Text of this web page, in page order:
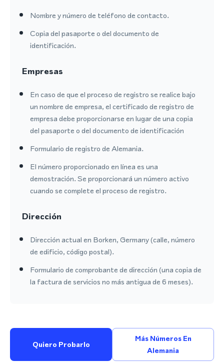
Nombre y número de teléfono de contacto.
Copia del pasaporte o del documento de
identificación.
Empresas
En caso de que el proceso de registro se realice bajo
un nombre de empresa, el certificado de registro de
empresa debe proporcionarse en lugar de una copia
del pasaporte o del documento de identificación
Formulario de registro de Alemania.
El número proporcionado en línea es una
demostración. Se proporcionará un número activo
cuando se complete el proceso de registro.
Dirección
Dirección actual en Borken, Germany (calle, número
de edificio, código postal).
Formulario de comprobante de dirección (una copia de
la factura de servicios no más antigua de 6 meses).
Quiero Probarlo
Más Números En
Alemania